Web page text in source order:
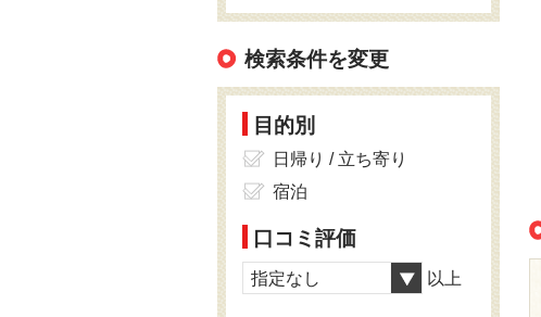
検索条件を変更
目的別
日帰り / 立ち寄り
宿泊
口コミ評価
指定なし 以上